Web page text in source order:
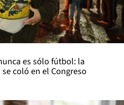
es sólo fútbol: la
coló en el Congreso